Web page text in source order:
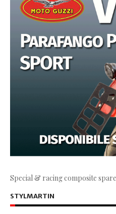
Special & racing composite
STYLMARTIN